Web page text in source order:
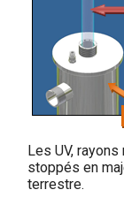
Les UV,
stoppés en
terrestre.